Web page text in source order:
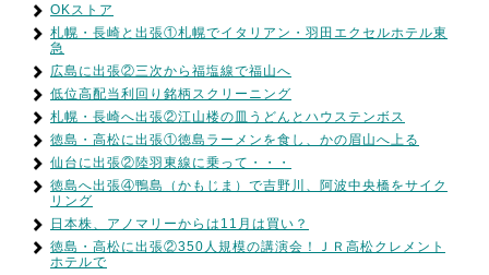
OKストア
札幌・長崎と出張①札幌でイタリアン・羽田エクセルホテル東
急
広島に出張②三次から福塩線で福山へ
低位高配当利回り銘柄スクリーニング
札幌・長崎へ出張②江山楼の皿うどんとハウステンボス
徳島・高松に出張①徳島ラーメンを食し、かの眉山へ上る
仙台に出張②陸羽東線に乗って・・・
徳島へ出張④鴨島（かもじま）で吉野川、阿波中央橋をサイク
リング
日本株、アノマリーからは11月は買い？
徳島・高松に出張②350人規模の講演会！ＪＲ高松クレメント
ホテルで